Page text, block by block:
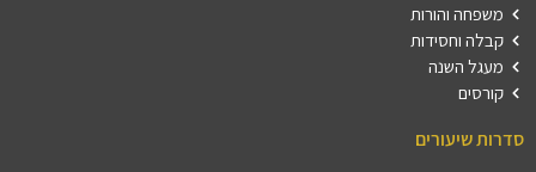
משפחה והורות
קבלה וחסידות
מעגל השנה
קורסים
סדרות שיעורים